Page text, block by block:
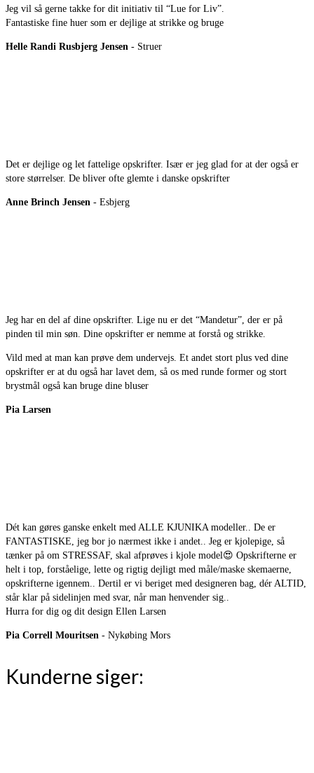
Jeg vil så gerne takke for dit initiativ til “Lue for Liv”.
Fantastiske fine huer som er dejlige at strikke og bruge
Helle Randi Rusbjerg Jensen - Struer
Det er dejlige og let fattelige opskrifter. Især er jeg glad for at der også er
store størrelser. De bliver ofte glemte i danske opskrifter
Anne Brinch Jensen - Esbjerg
Jeg har en del af dine opskrifter. Lige nu er det “Mandetur”, der er på
pinden til min søn. Dine opskrifter er nemme at forstå og strikke.
Vild med at man kan prøve dem undervejs. Et andet stort plus ved dine
opskrifter er at du også har lavet dem, så os med runde former og stort
brystmål også kan bruge dine bluser
Pia Larsen
Dét kan gøres ganske enkelt med ALLE KJUNIKA modeller.. De er
FANTASTISKE, jeg bor jo nærmest ikke i andet.. Jeg er kjolepige, så
tænker på om STRESSAF, skal afprøves i kjole model😍 Opskrifterne er
helt i top, forståelige, lette og rigtig dejligt med måle/maske skemaerne,
opskrifterne igennem.. Dertil er vi beriget med designeren bag, dér ALTID,
står klar på sidelinjen med svar, når man henvender sig..
Hurra for dig og dit design Ellen Larsen
Pia Correll Mouritsen - Nykøbing Mors
Kunderne siger: